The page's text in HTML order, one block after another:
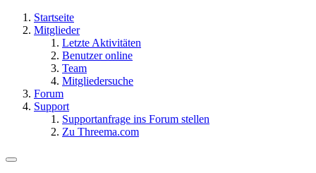
Startseite
Mitglieder
Letzte Aktivitäten
Benutzer online
Team
Mitgliedersuche
Forum
Support
Supportanfrage ins Forum stellen
Zu Threema.com